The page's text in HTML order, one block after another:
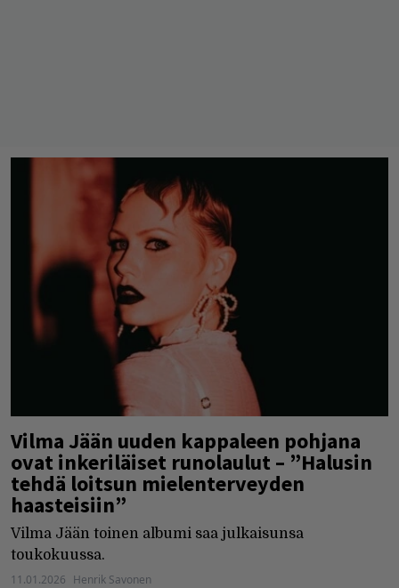
Vilma Jään uuden kappaleen pohjana
ovat inkeriläiset runolaulut – ”Halusin
tehdä loitsun mielenterveyden
haasteisiin”
Vilma Jään toinen albumi saa julkaisunsa
toukokuussa.
11.01.2026 Henrik Savonen